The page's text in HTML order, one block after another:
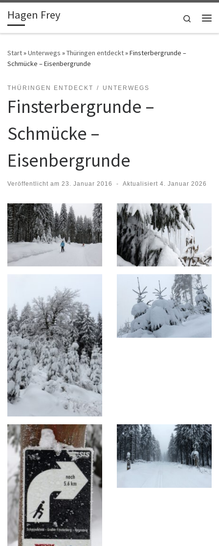
Zum Inhalt springen
Hagen Frey
Search
Start»Unterwegs »Thüringen entdeckt»Finsterbergrunde –
Schmücke – Eisenbergrunde
THÜRINGEN ENTDECKT UNTERWEGS
Finsterbergrunde –
Schmücke –
Eisenbergrunde
Veröffentlicht am 23. Januar 2016 - Aktualisiert 4. Januar 2026